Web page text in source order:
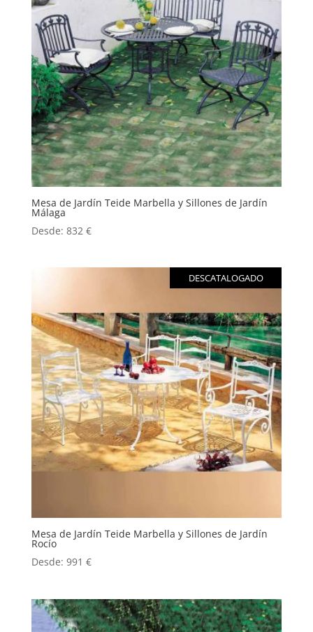
Mesa de Jardín Teide Marbella y Sillones de Jardín
Málaga
Desde: 832 €
DESCATALOGADO
Mesa de Jardín Teide Marbella y Sillones de Jardín
Rocío
Desde: 991 €